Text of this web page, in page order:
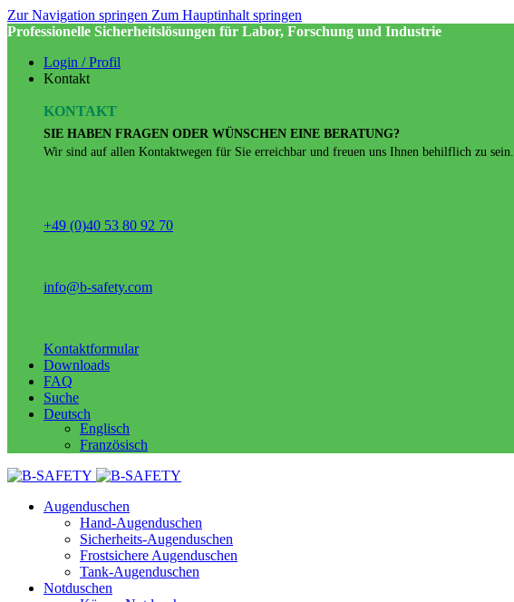
Zur Navigation springen Zum Hauptinhalt springen
Professionelle Sicherheitslösungen für Labor, Forschung und Industrie
Login / Profil
Kontakt
KONTAKT
SIE HABEN FRAGEN ODER WÜNSCHEN EINE BERATUNG?
Wir sind auf allen Kontaktwegen für Sie erreichbar und freuen uns Ihnen behilflich zu sein.
+49 (0)40 53 80 92 70
info@b-safety.com
Kontaktformular
Downloads
FAQ
Suche
Deutsch
Englisch
Französisch
Augenduschen
Hand-Augenduschen
Sicherheits-Augenduschen
Frostsichere Augenduschen
Tank-Augenduschen
Notduschen